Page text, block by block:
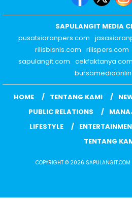
SAPULANGIT MEDIA
pusatsiaranpers.com
rilisbisnis.com rilispers.com
sapulangit.com cekfaktanya.com
HOME TENTANG KAMI
PUBLIC RELATIONS
LIFESTYLE
TENTANG
COPYRIGHT © 2026 SAPULANGIT.COM